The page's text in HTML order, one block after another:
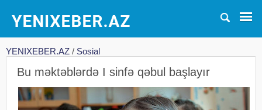
YENIXEBER.AZ / Sosial
Bu məktəblərdə I sinfə qəbul başlayır